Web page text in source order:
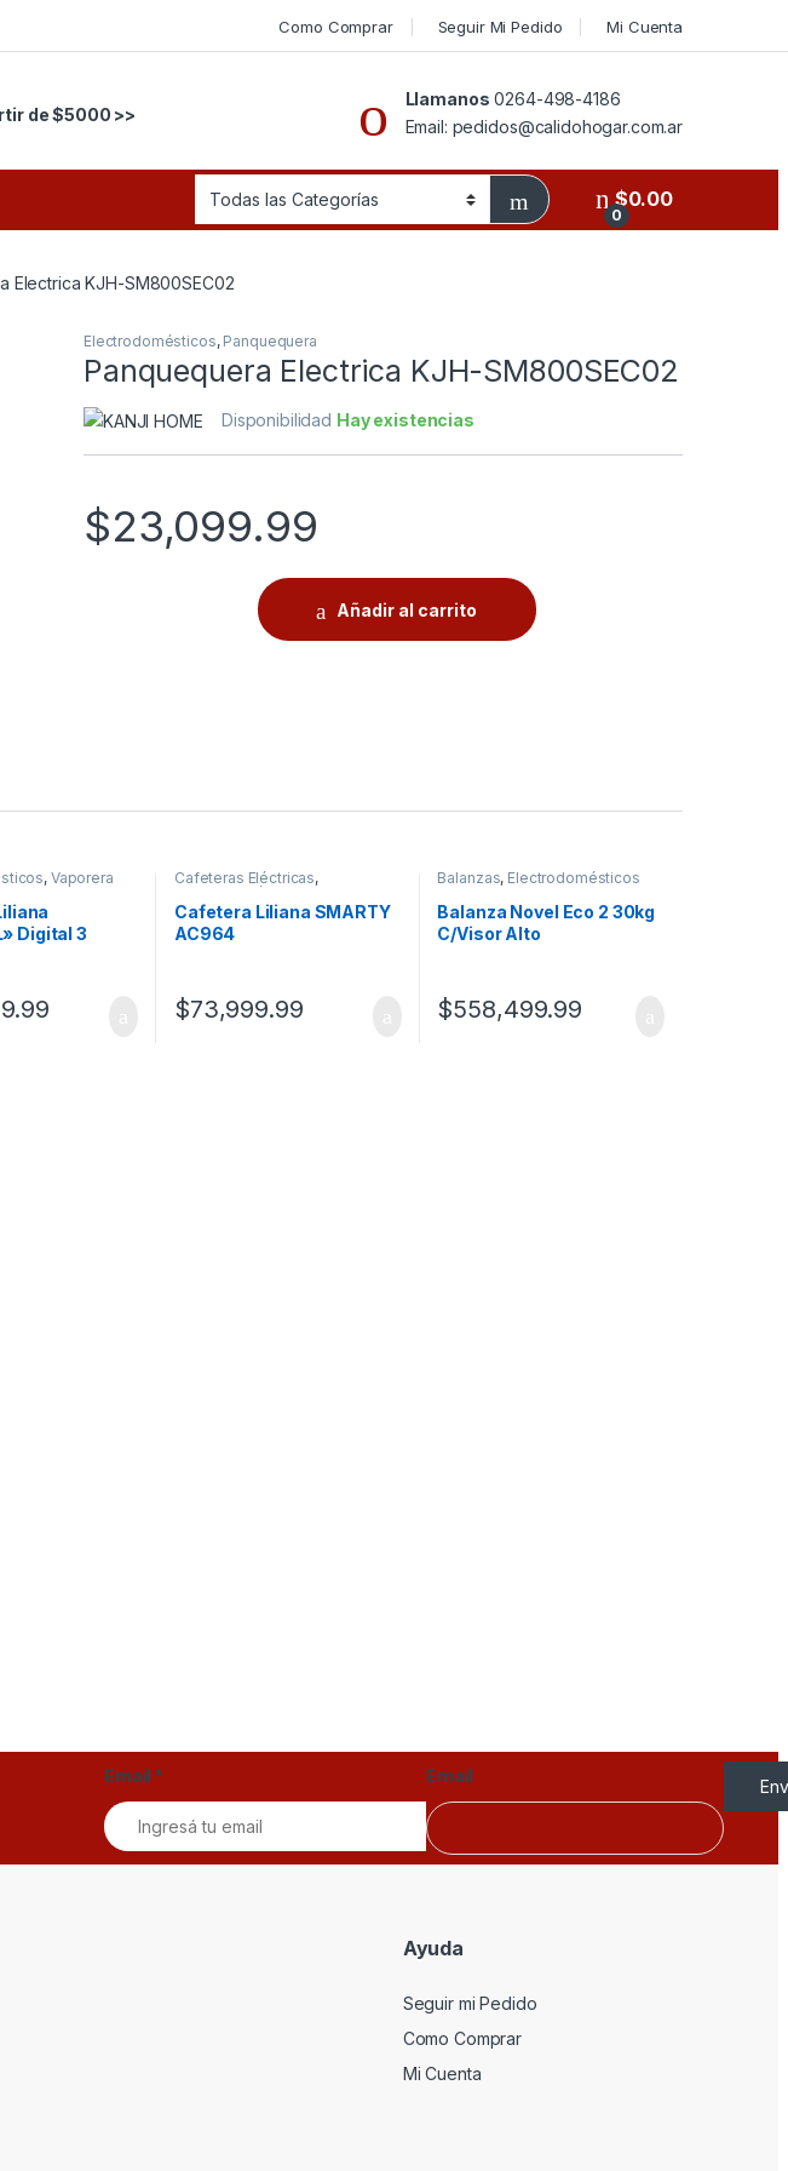
Como Comprar Seguir Mi Pedido Mi Cuenta
de $5000 >>
Llamanos 0264-498-4186
Email: pedidos@calidohogar.com.ar
0
$0.00
Electrica KJH-SM800SEC02
Electrodomésticos, Panquequera
Panquequera Electrica KJH-SM800SEC02
Disponibilidad Hay existencias
$23,099.99
Añadir al carrito
, Vaporera
Digital 3
Cafeteras Eléctricas,
Electrodomésticos
Cafetera Liliana SMARTY
AC964
$73,999.99
Balanzas, Electrodomésticos
Balanza Novel Eco 2 30kg
C/Visor Alto
$558,499.99
Email * Email
Ayuda
Seguir mi Pedido
Como Comprar
Mi Cuenta